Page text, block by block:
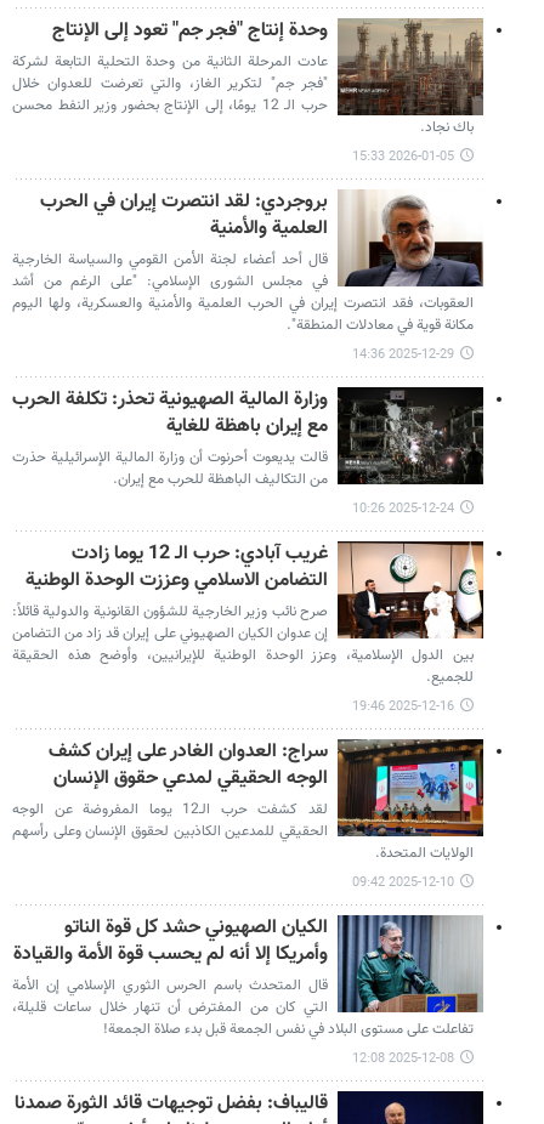
وحدة إنتاج "فجر جم" تعود إلى الإنتاج
عادت المرحلة الثانية من وحدة التحلية التابعة لشركة
"فجر جم" لتكرير الغاز، والتي تعرضت للعدوان خلال
حرب الـ 12 يومًا، إلى الإنتاج بحضور وزير النفط محسن
باك نجاد.
2026-01-05 15:33
بروجردي: لقد انتصرت إيران في الحرب
العلمية والأمنية
قال أحد أعضاء لجنة الأمن القومي والسياسة الخارجية
في مجلس الشورى الإسلامي: "على الرغم من أشد
العقوبات، فقد انتصرت إيران في الحرب العلمية والأمنية والعسكرية، ولها اليوم
مكانة قوية في معادلات المنطقة".
2025-12-29 14:36
وزارة المالية الصهيونية تحذر: تكلفة الحرب
مع إيران باهظة للغاية
قالت يديعوت أحرنوت أن وزارة المالية الإسرائيلية حذرت
من التكاليف الباهظة للحرب مع إيران.
2025-12-24 10:26
غريب آبادي: حرب الـ 12 يوما زادت
التضامن الاسلامي وعززت الوحدة الوطنية
صرح نائب وزير الخارجية للشؤون القانونية والدولية قائلاً:
إن عدوان الكيان الصهيوني على إيران قد زاد من التضامن
بين الدول الإسلامية، وعزز الوحدة الوطنية للإيرانيين، وأوضح هذه الحقيقة
للجميع.
2025-12-16 19:46
سراج: العدوان الغادر على إيران كشف
الوجه الحقيقي لمدعي حقوق الإنسان
لقد كشفت حرب الـ12 يوما المفروضة عن الوجه
الحقيقي للمدعين الكاذبين لحقوق الإنسان وعلى رأسهم
الولايات المتحدة.
2025-12-10 09:42
الكيان الصهيوني حشد كل قوة الناتو
وأمريكا إلا أنه لم يحسب قوة الأمة والقيادة
قال المتحدث باسم الحرس الثوري الإسلامي إن الأمة
التي كان من المفترض أن تنهار خلال ساعات قليلة،
تفاعلت على مستوى البلاد في نفس الجمعة قبل بدء صلاة الجمعة!
2025-12-08 12:08
قاليباف: بفضل توجيهات قائد الثورة صمدنا